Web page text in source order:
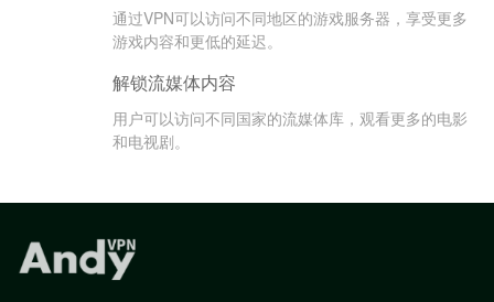
通过VPN可以访问不同地区的游戏服务器，享受更多
游戏内容和更低的延迟。
解锁流媒体内容
用户可以访问不同国家的流媒体库，观看更多的电影
和电视剧。